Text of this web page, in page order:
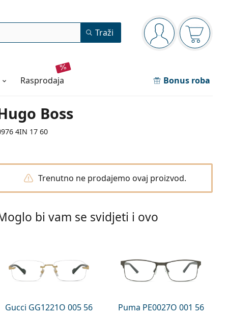
Navigacijska ploča
ste prijavljeni
Traži
rasprodaja Bonus roba
Boss
4IN 17 60
Trenutno ne prodajemo ovaj proizvod.
bi vam se svidjeti i ovo
Gucci GG1221O 005 56 Puma PE0027O 001 56